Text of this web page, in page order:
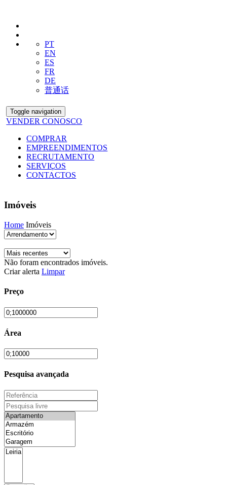
PT
EN
ES
FR
DE
普通话
Toggle navigation
VENDER CONOSCO
COMPRAR
EMPREENDIMENTOS
RECRUTAMENTO
SERVIÇOS
CONTACTOS
Imóveis
Home Imóveis
Não foram encontrados imóveis.
Criar alerta Limpar
Preço
Área
Pesquisa avançada